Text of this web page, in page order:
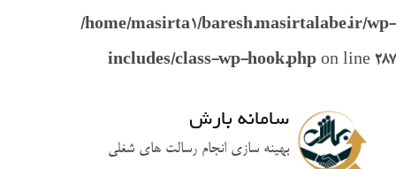
/home/masirta1/baresh.masirtalabe.ir/wp-
includes/class-wp-hook.php on line 287
سامانه بارش
بهینه سازی انجام رسالت های شغلی